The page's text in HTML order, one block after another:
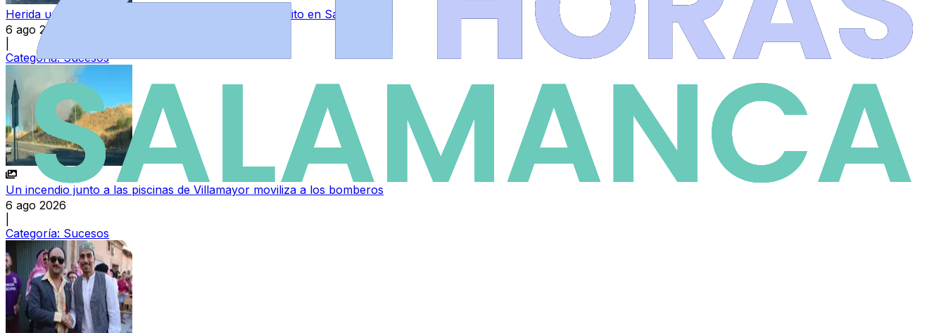
Herida una bebé al chocar un turismo contra su carrito en Salamanca
6 ago 2026
Categoría:Sucesos
Un incendio junto a las piscinas de Villamayor moviliza a los bomberos
6 ago 2026
Categoría: Sucesos